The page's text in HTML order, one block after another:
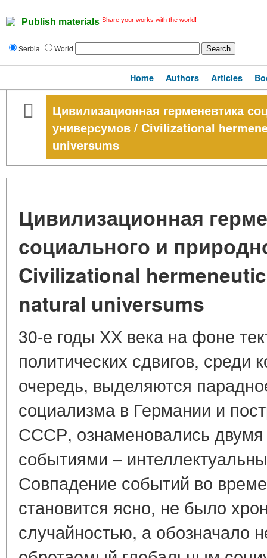
Publish materials Share your works with the world!
Serbia World
Home Authors Articles
Цивилизационная герменевтика
универсумов / Civilizational
universums
Цивилизационная
социального и
Civilizational
natural universums
30-е годы ХХ века на фоне
политических сдвигов, среди
очередь, выделяются
социализма в Германии и
СССР, ознаменовались
событиями –
Совпадение событий во
становится ясно, не было
случайностью, а обозначало